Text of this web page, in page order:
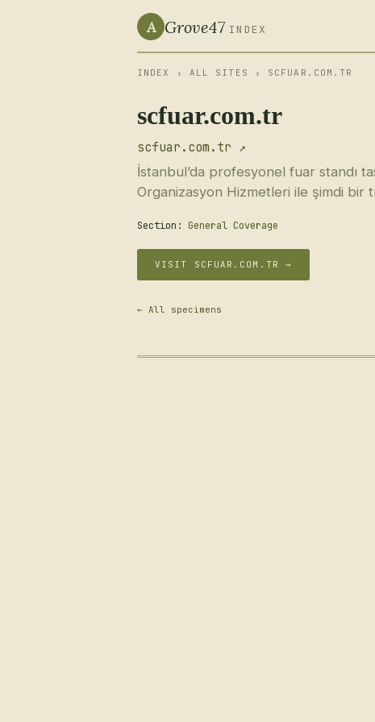
A Grove47 INDEX
INDEX › ALL SITES › SCFUAR.COM.TR
scfuar.com.tr
scfuar.com.tr ↗
İstanbul’da profesyonel fuar standı
Organizasyon Hizmetleri ile şimdi bir
Section: General Coverage
VISIT SCFUAR.COM.TR →
← All specimens